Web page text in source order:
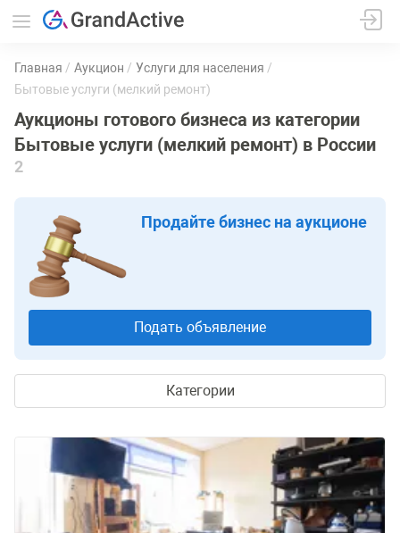
Главная Аукцион
Услуги для населения
Бытовые услуги (мелкий ремонт)
Аукционы готового бизнеса из категории
Бытовые услуги (мелкий ремонт) в России
2
Продайте бизнес на аукционе
Подать объявление
Категории